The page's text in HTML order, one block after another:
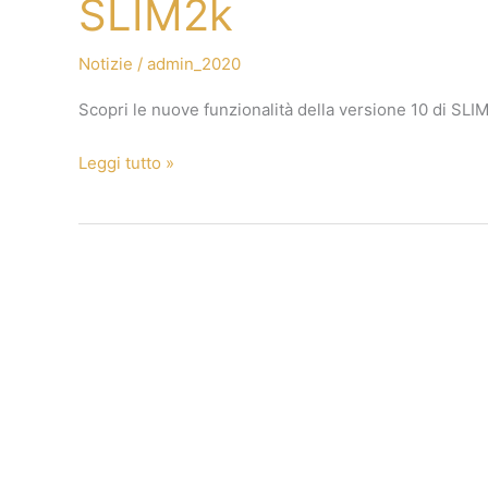
SLIM2k
Notizie / admin_2020
Scopri le nuove funzionalità della versione 10 di
Leggi tutto »